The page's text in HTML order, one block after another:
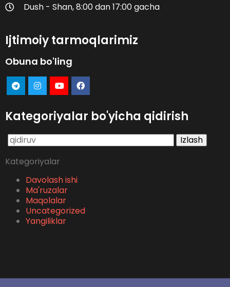
Dush - Shan, 8:00 dan 17:00 gacha
Ijtimoiy tarmoqlarimiz
Obuna bo'ling
Kategoriyalar bo'yicha qidirish
Qidirshish:
Kategoriyalar
Davolash ishi
Ma'ruzalar
Maqolalar
Uncategorized
Yangiliklar